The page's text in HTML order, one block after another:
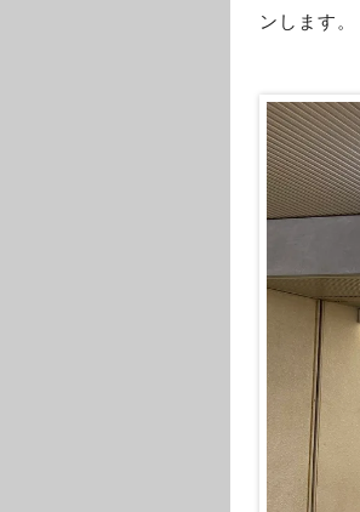
ンします。